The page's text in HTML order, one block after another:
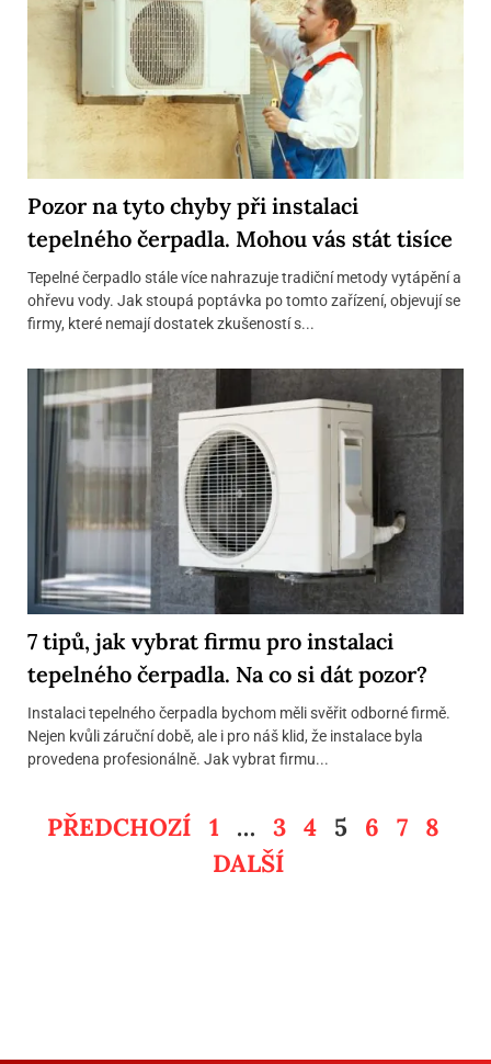
Pozor na tyto chyby při instalaci
tepelného čerpadla. Mohou vás stát tisíce
Tepelné čerpadlo stále více nahrazuje tradiční metody vytápění a
ohřevu vody. Jak stoupá poptávka po tomto zařízení, objevují se
firmy, které nemají dostatek zkušeností s...
7 tipů, jak vybrat firmu pro instalaci
tepelného čerpadla. Na co si dát pozor?
Instalaci tepelného čerpadla bychom měli svěřit odborné firmě.
Nejen kvůli záruční době, ale i pro náš klid, že instalace byla
provedena profesionálně. Jak vybrat firmu...
PŘEDCHOZÍ 1 … 3 4 5 6 7
8
DALŠÍ